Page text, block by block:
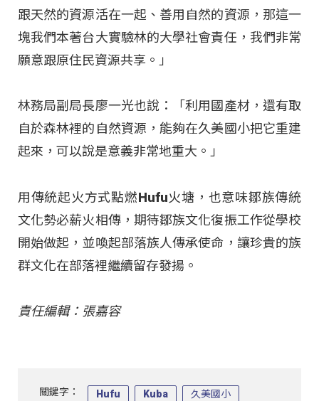
跟天然的資源活在一起、善用自然的資源，那這一
塊我們本著台大實驗林的大學社會責任，我們非常
願意跟原住民資源共享。」
林務局副局長廖一光也說：「利用國產材，還有取
自於森林裡的自然資源，能夠在久美國小把它重建
起來，可以說是意義非常地重大。」
用傳統起火方式點燃Hufu火塘，也意味鄒族傳統
文化勢必薪火相傳，期待鄒族文化復振工作從學校
開始做起，並喚起部落族人傳承使命，讓珍貴的族
群文化在部落裡繼續留存發揚。
責任編輯：張嘉容
關鍵字： Hufu Kuba 久美國小